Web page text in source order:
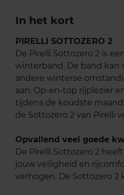
In het kort
PIRELLI SOTTOZERO 2
De Pirelli Sottozero 2 is
winterband. De band kan
andere winterse
aan. Op-en-top rijplezier
tijdens de koudste
de Sottozero 2 van Pirelli
Opvallend veel goede
De Pirelli Sottozero 2
jouw veiligheid en
verhogen. De Sottozero 2